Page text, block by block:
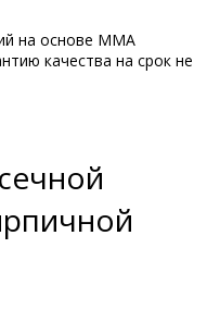
на основе ММА
качества на срок не